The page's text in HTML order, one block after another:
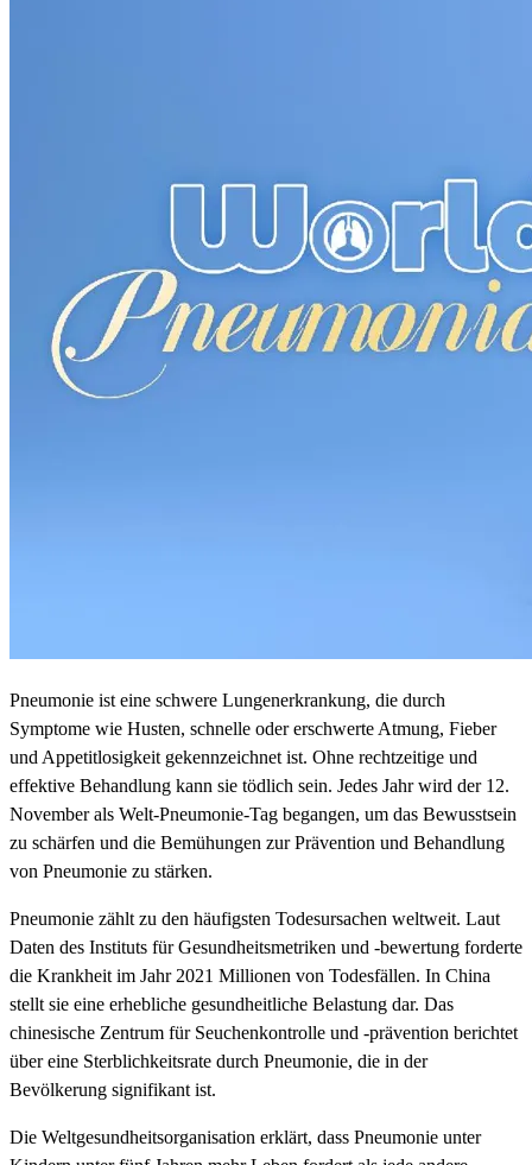
Pneumonie ist eine schwere Lungenerkrankung, die durch
Symptome wie Husten, schnelle oder erschwerte Atmung, Fieber
und Appetitlosigkeit gekennzeichnet ist. Ohne rechtzeitige und
effektive Behandlung kann sie tödlich sein. Jedes Jahr wird der 12.
November als Welt-Pneumonie-Tag begangen, um das Bewusstsein
zu schärfen und die Bemühungen zur Prävention und Behandlung
von Pneumonie zu stärken.
Pneumonie zählt zu den häufigsten Todesursachen weltweit. Laut
Daten des Instituts für Gesundheitsmetriken und -bewertung forderte
die Krankheit im Jahr 2021 Millionen von Todesfällen. In China
stellt sie eine erhebliche gesundheitliche Belastung dar. Das
chinesische Zentrum für Seuchenkontrolle und -prävention berichtet
über eine Sterblichkeitsrate durch Pneumonie, die in der
Bevölkerung signifikant ist.
Die Weltgesundheitsorganisation erklärt, dass Pneumonie unter